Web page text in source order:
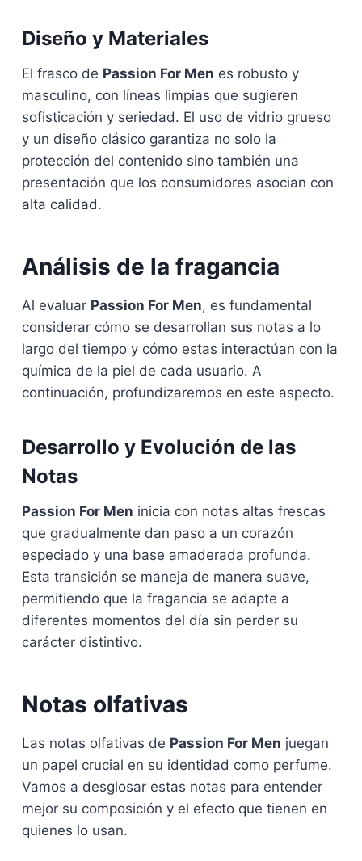
Diseño y Materiales
El frasco de Passion For Men es robusto y
masculino, con líneas limpias que sugieren
sofisticación y seriedad. El uso de vidrio grueso
y un diseño clásico garantiza no solo la
protección del contenido sino también una
presentación que los consumidores asocian con
alta calidad.
Análisis de la fragancia
Al evaluar Passion For Men, es fundamental
considerar cómo se desarrollan sus notas a lo
largo del tiempo y cómo estas interactúan con la
química de la piel de cada usuario. A
continuación, profundizaremos en este aspecto.
Desarrollo y Evolución de las
Notas
Passion For Men inicia con notas altas frescas
que gradualmente dan paso a un corazón
especiado y una base amaderada profunda.
Esta transición se maneja de manera suave,
permitiendo que la fragancia se adapte a
diferentes momentos del día sin perder su
carácter distintivo.
Notas olfativas
Las notas olfativas de Passion For Men juegan
un papel crucial en su identidad como perfume.
Vamos a desglosar estas notas para entender
mejor su composición y el efecto que tienen en
quienes lo usan.